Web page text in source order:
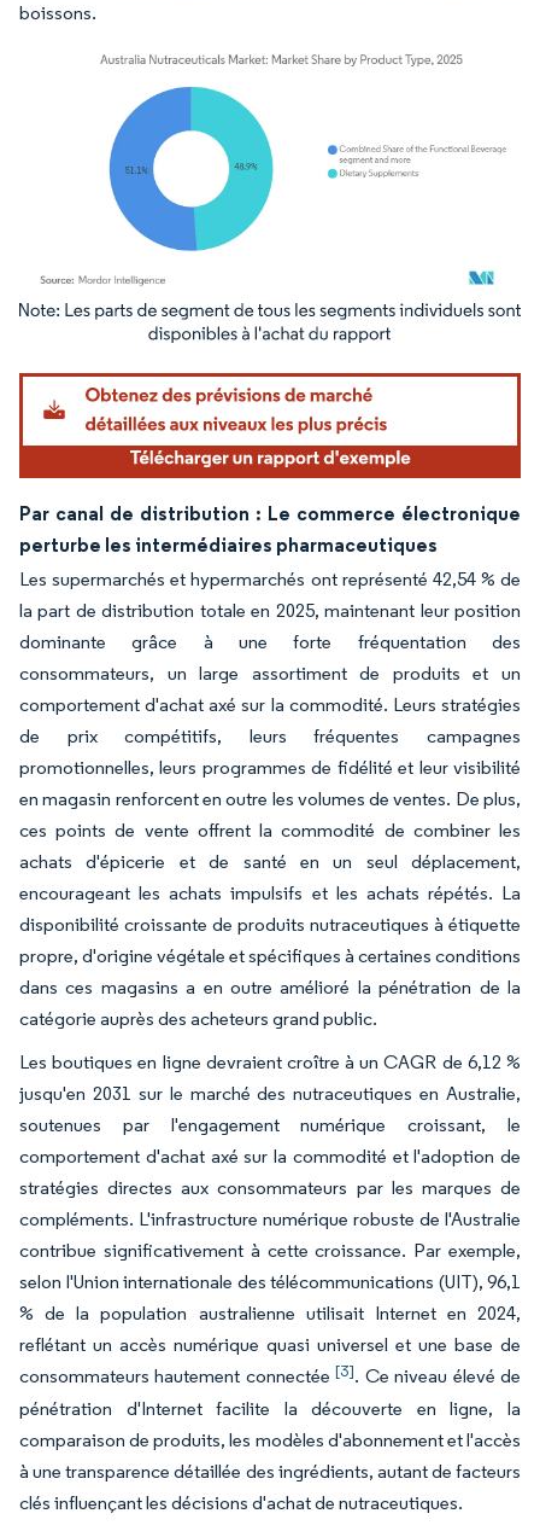
boissons.
Image © Mordor Intelligence. La réutilisation nécessite une attribution sous CC BY
Par canal de distribution : Le commerce électronique
perturbe les intermédiaires pharmaceutiques
Les supermarchés et hypermarchés ont représenté 42,54 % de
la part de distribution totale en 2025, maintenant leur position
dominante grâce à une forte fréquentation des
consommateurs, un large assortiment de produits et un
comportement d'achat axé sur la commodité. Leurs stratégies
de prix compétitifs, leurs fréquentes campagnes
promotionnelles, leurs programmes de fidélité et leur visibilité
en magasin renforcent en outre les volumes de ventes. De plus,
ces points de vente offrent la commodité de combiner les
achats d'épicerie et de santé en un seul déplacement,
encourageant les achats impulsifs et les achats répétés. La
disponibilité croissante de produits nutraceutiques à étiquette
propre, d'origine végétale et spécifiques à certaines conditions
dans ces magasins a en outre amélioré la pénétration de la
catégorie auprès des acheteurs grand public.
Les boutiques en ligne devraient croître à un CAGR de 6,12 %
jusqu'en 2031 sur le marché des nutraceutiques en Australie,
soutenues par l'engagement numérique croissant, le
comportement d'achat axé sur la commodité et l'adoption de
stratégies directes aux consommateurs par les marques de
compléments. L'infrastructure numérique robuste de l'Australie
contribue significativement à cette croissance. Par exemple,
selon l'Union internationale des télécommunications (UIT), 96,1
% de la population australienne utilisait Internet en 2024,
reflétant un accès numérique quasi universel et une base de
consommateurs hautement connectée[3]. Ce niveau élevé de
pénétration d'Internet facilite la découverte en ligne, la
comparaison de produits, les modèles d'abonnement et l'accès
à une transparence détaillée des ingrédients, autant de facteurs
clés influençant les décisions d'achat de nutraceutiques.